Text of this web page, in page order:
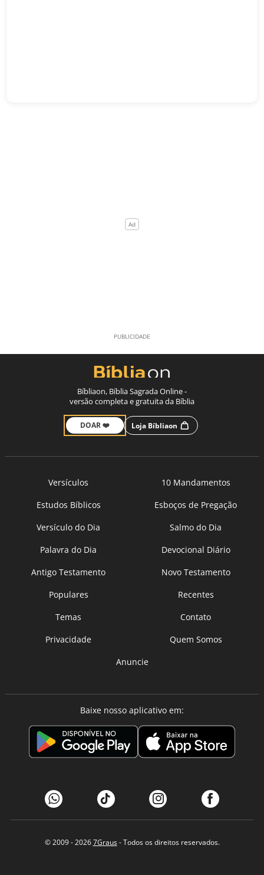
Bíbliaon, Bíblia Sagrada Online -
versão completa e gratuita da Bíblia
DOAR ❤️ Loja Bíbliaon
Versículos
10 Mandamentos
Estudos Bíblicos
Esboços de Pregação
Versículo do Dia
Salmo do Dia
Palavra do Dia
Devocional Diário
Antigo Testamento
Novo Testamento
Populares
Recentes
Temas
Contato
Privacidade
Quem Somos
Anuncie
Baixe nosso aplicativo em:
© 2009 - 20267Graus- Todos os direitos reservados.